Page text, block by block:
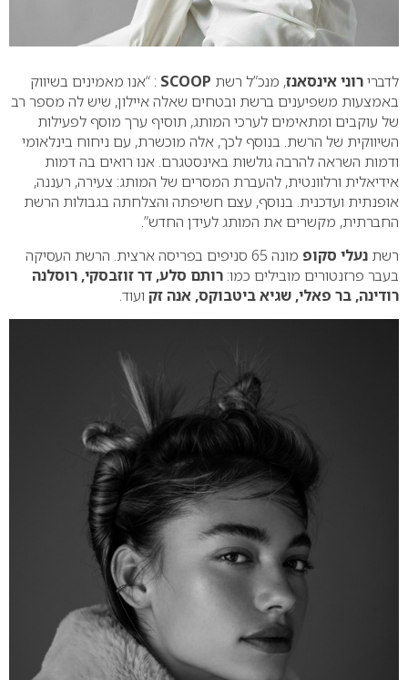
לדברירוני אינסאנז, מנכ”ל רשת SCOOP : “אנו מאמינים בשיווק
באמצעות משפיענים ברשת ובטחים שאלה איילון, שיש לה מספר רב
של עוקבים ומתאימים לערכי המותג, תוסיף ערך מוסף לפעילות
השיווקית של הרשת. בנוסף לכך, אלה מוכשרת, עם ניחוח בינלאומי
ודמות השראה להרבה גולשות באינסטגרם. אנו רואים בה דמות
אידיאלית ורלוונטית, להעברת המסרים של המותג: צעירה, רעננה,
אופנתית ועדכנית. בנוסף, עצם חשיפתה והצלחתה בגבולות הרשת
החברתית, מקשרים את המותג לעידן החדש”.
רשת נעלי סקופ
מונה 65 סניפים בפריסה ארצית. הרשת העסיקה
בעבר פרזנטורים מובילים כמו: רותם סלע, דר זוזבסקי, רוסלנה
רודינה, בר פאלי, שגיא ביטבוקס, אנה זק ועוד.